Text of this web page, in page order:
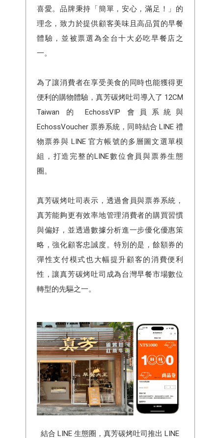
喜愛。品牌秉持「簡單，安心，滿足！」的
理念，致力於提供顧客美味且高品質的早餐
體驗，並被票選為全台十大必吃早餐店之
一。
為了讓消費者在享受美食的同時也能獲得更
便利的購物體驗，真芳碳烤吐司導入了 12CM
Taiwan 的 EchossVIP 會員系統與
EchossVoucher 票券系統，同時結合 LINE 禮
物票券與 LINE 官方帳號的多層圖文選單模
組，打造完整的LINE數位會員與票券生態
圈。
真芳碳烤吐司表示，透過會員與票券系統，
真芳能夠更有效率地管理消費者的購買習慣
與偏好，並透過數據分析進一步優化優惠策
略，強化顧客忠誠度。特別的是，餘額券的
彈性支付模式也大幅提升顧客的消費便利
性，讓真芳碳烤吐司成為台灣早餐市場數位
轉型的先驅之一。
結合 LINE 生態圈，真芳碳烤吐司推出 LINE